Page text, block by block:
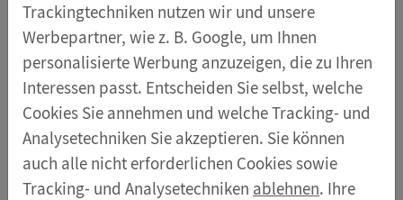
Trackingtechniken nutzen wir und unsere
Werbepartner, wie z. B. Google, um Ihnen
personalisierte Werbung anzuzeigen, die zu Ihren
Interessen passt. Entscheiden Sie selbst, welche
Cookies Sie annehmen und welche Tracking- und
Analysetechniken Sie akzeptieren. Sie können
auch alle nicht erforderlichen Cookies sowie
Tracking- und Analysetechniken ablehnen. Ihre
Transparentes Kunststoffgefäß mit Messskala am
Becherboden, belüftetem, abnehmbarem Deckel mit
fest eingebauter Lupe und einer Lupe mit
Klappgelenk zur wahlweise zusätzlichen
Vergrößerung.